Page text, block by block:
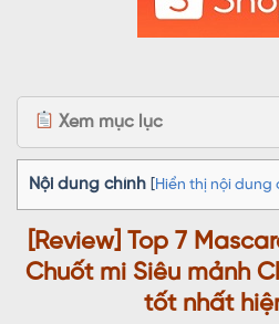
Xem mục lục
Nội dung chính [ Hiển thị nội dung
[Review] Top 7
Chuốt mi Siêu mảnh
tốt nhất